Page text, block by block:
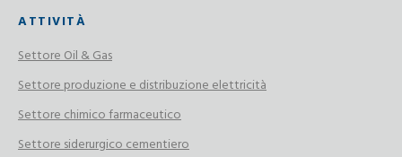
ATTIVITÀ
Settore Oil & Gas
Settore produzione e distribuzione elettricità
Settore chimico farmaceutico
Settore siderurgico cementiero